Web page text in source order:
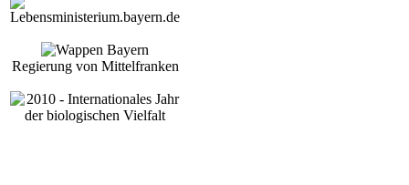
Regierung von Mittelfranken